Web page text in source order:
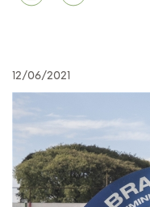
12/06/2021